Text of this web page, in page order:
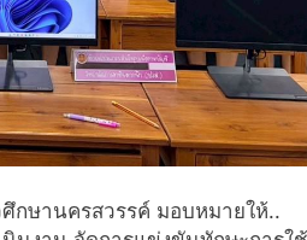
กษานครสวรรค์ มอบหมายให้..